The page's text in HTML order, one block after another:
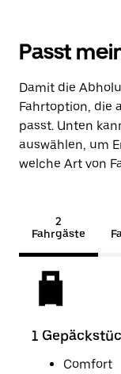
Passt
Damit die
Fahrtoption, die
passt. Unten
auswählen, um
welche Art von
2
Fahrgäste
1
Comfort